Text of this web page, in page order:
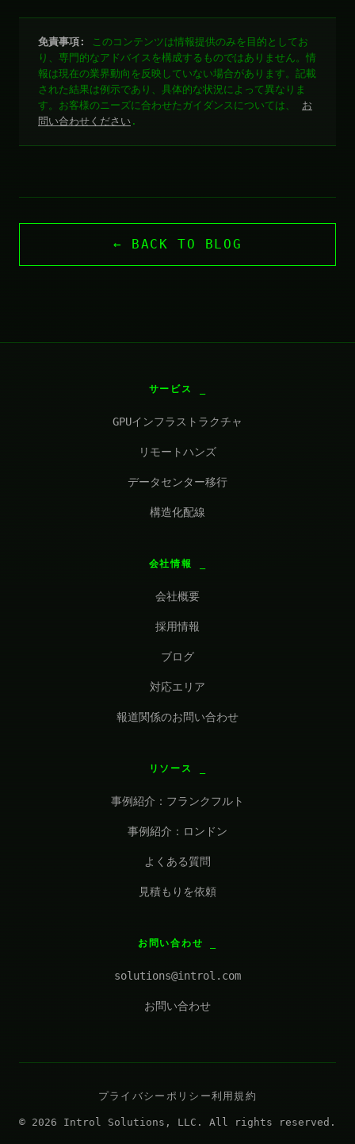
免責事項:
このコンテンツは情報提供のみを目的としてお
り、専門的なアドバイスを構成するものではありません。情
報は現在の業界動向を反映していない場合があります。記載
された結果は例示であり、具体的な状況によって異なりま
す。お客様のニーズに合わせたガイダンスについては、 お
問い合わせください .
← BACK TO BLOG
サービス
GPUインフラストラクチャ
リモートハンズ
データセンター移行
構造化配線
会社情報
会社概要
採用情報
ブログ
対応エリア
報道関係のお問い合わせ
リソース
事例紹介：フランクフルト
事例紹介：ロンドン
よくある質問
見積もりを依頼
お問い合わせ
solutions@introl.com
お問い合わせ
プライバシーポリシー利用規約
© 2026 Introl Solutions, LLC. All rights reserved.